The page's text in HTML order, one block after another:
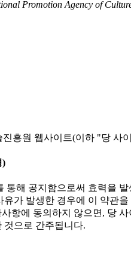
Promotion Agency of
흥원 웹사이트(이하 "당 사
)
통해 공지함으로써 효력을 발
유가 발생한 경우에 이 약관
항에 동의하지 않으면, 당
것으로 간주됩니다.